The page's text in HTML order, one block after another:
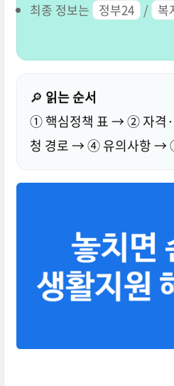
최종 정보는 정부24 / 복
🔎 읽는 순서
① 핵심정책 표 → ② 자격
청 경로 → ④ 유의사항 →